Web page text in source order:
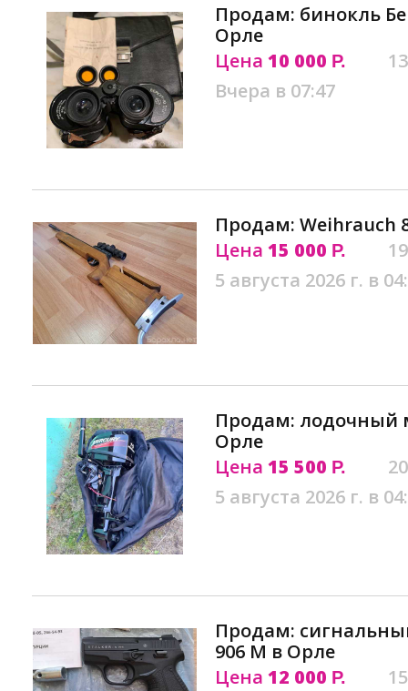
Продам: бинокль
Орле
Цена 10 000 Р.
Вчера в 07:47
Продам: Weihrauch
Цена 15 000 Р.
5 августа 2026 г. в
Продам: лодочный
Орле
Цена 15 500 Р.
5 августа 2026 г. в
Продам:
906 M в Орле
Цена 12 000 Р.